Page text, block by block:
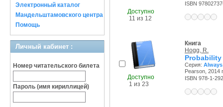
Электронный каталог
Мандельштамовского центра
Помощь
Личный кабинет :
Номер читательского билета
Пароль (имя кириллицей)
Доступно
11 из 12
ISBN
Доступно
1 из 23
Книга
Hogg, R.
Серия:
Pearson, 2014
ISBN 978-1-